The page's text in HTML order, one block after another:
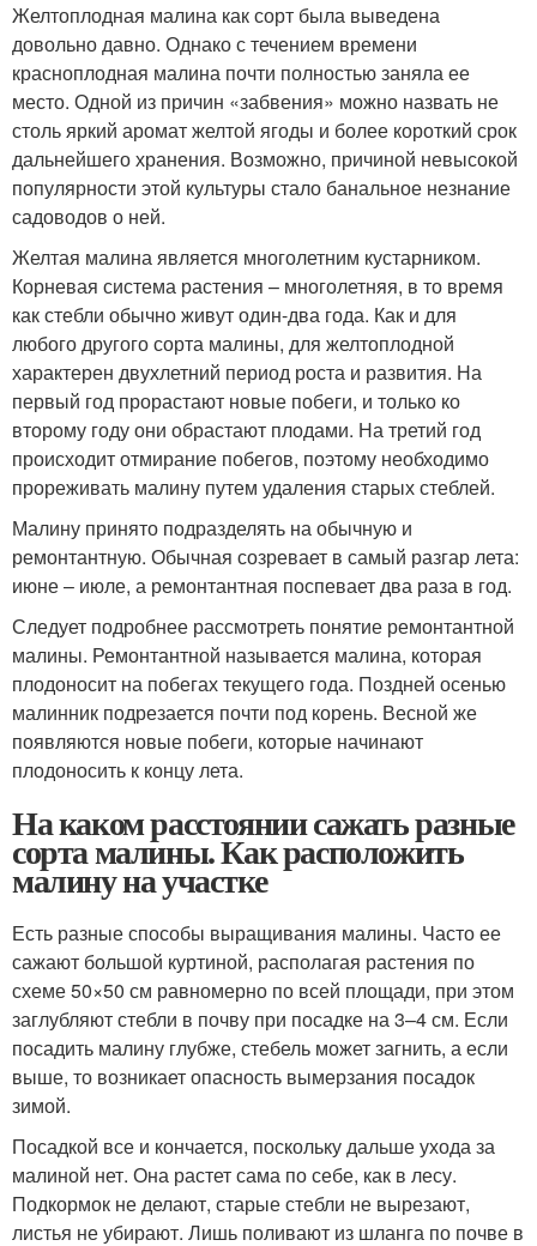
Желтоплодная малина как сорт была выведена
довольно давно. Однако с течением времени
красноплодная малина почти полностью заняла ее
место. Одной из причин «забвения» можно назвать не
столь яркий аромат желтой ягоды и более короткий срок
дальнейшего хранения. Возможно, причиной невысокой
популярности этой культуры стало банальное незнание
садоводов о ней.
Желтая малина является многолетним кустарником.
Корневая система растения – многолетняя, в то время
как стебли обычно живут один-два года. Как и для
любого другого сорта малины, для желтоплодной
характерен двухлетний период роста и развития. На
первый год прорастают новые побеги, и только ко
второму году они обрастают плодами. На третий год
происходит отмирание побегов, поэтому необходимо
прореживать малину путем удаления старых стеблей.
Малину принято подразделять на обычную и
ремонтантную. Обычная созревает в самый разгар лета:
июне – июле, а ремонтантная поспевает два раза в год.
Следует подробнее рассмотреть понятие ремонтантной
малины. Ремонтантной называется малина, которая
плодоносит на побегах текущего года. Поздней осенью
малинник подрезается почти под корень. Весной же
появляются новые побеги, которые начинают
плодоносить к концу лета.
На каком расстоянии сажать разные
сорта малины. Как расположить
малину на участке
Есть разные способы выращивания малины. Часто ее
сажают большой куртиной, располагая растения по
схеме 50×50 см равномерно по всей площади, при этом
заглубляют стебли в почву при посадке на 3–4 см. Если
посадить малину глубже, стебель может загнить, а если
выше, то возникает опасность вымерзания посадок
зимой.
Посадкой все и кончается, поскольку дальше ухода за
малиной нет. Она растет сама по себе, как в лесу.
Подкормок не делают, старые стебли не вырезают,
листья не убирают. Лишь поливают из шланга по почве в